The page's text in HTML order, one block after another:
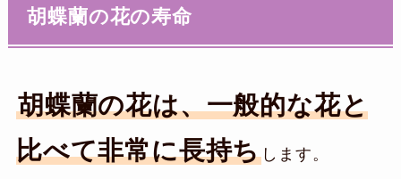
胡蝶蘭の花の寿命
胡蝶蘭の花は、一般的な花と
比べて非常に長持ち します。